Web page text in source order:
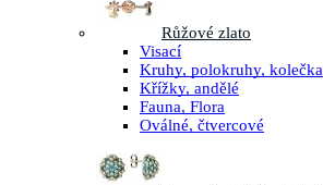
Růžové zlato
Visací
Kruhy, polokruhy, kolečka
Křížky, andělé
Fauna, Flora
Oválné, čtvercové